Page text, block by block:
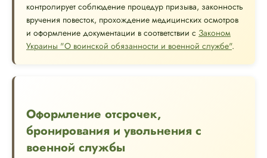
контролирует соблюдение процедур призыва, законность
вручения повесток, прохождение медицинских осмотров
и оформление документации в соответствии с Законом
Украины "О воинской обязанности и военной службе".
Оформление отсрочек,
бронирования и увольнения с
военной службы